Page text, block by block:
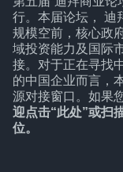
行。本届论坛， 迪
规模空前，核心政
域投资能力及国际
接。对于正在寻找
的中国企业而言，
源对接窗口。如果
迎点击“此处”或扫
位。